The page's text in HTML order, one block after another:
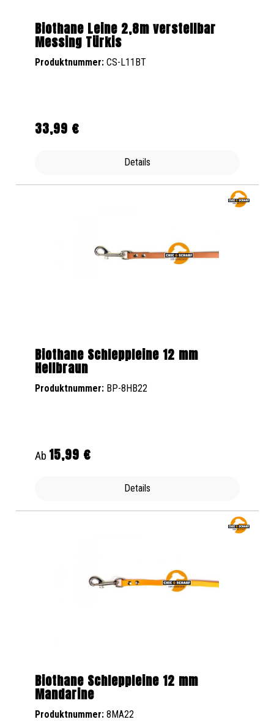
Biothane Leine 2,8m verstellbar
Messing Türkis
Produktnummer: CS-L11BT
Regulärer Preis:
33,99 €
Details
Biothane Schleppleine 12 mm
Hellbraun
Produktnummer: BP-8HB22
Regulärer Preis:
Ab 15,99 €
Details
Biothane Schleppleine 12 mm
Mandarine
Produktnummer: 8MA22